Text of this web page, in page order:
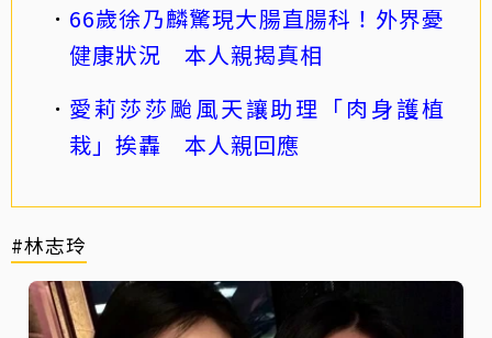
66歲徐乃麟驚現大腸直腸科！外界憂
健康狀況 本人親揭真相
愛莉莎莎颱風天讓助理「肉身護植
栽」挨轟 本人親回應
#林志玲